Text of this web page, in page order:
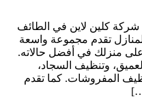
كلين لاين في الطائف
تقدم مجموعة واسعة
منزلك في أفضل حالاته.
وتنظيف السجاد،
المفروشات. كما تقدم